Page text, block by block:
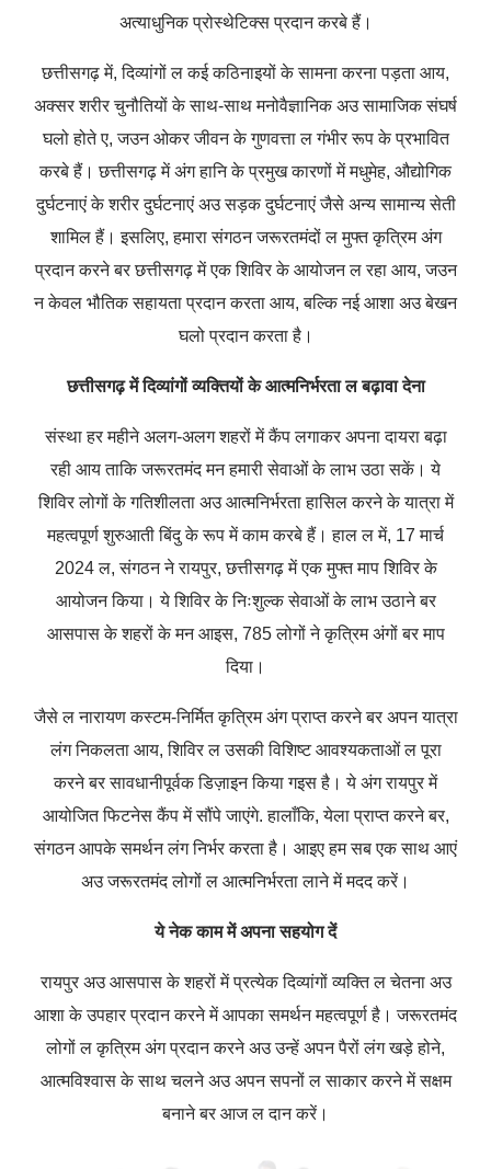
अत्याधुनिक प्रोस्थेटिक्स प्रदान करबे हैं।
छत्तीसगढ़ में, दिव्यांगों ल कई कठिनाइयों के सामना करना पड़ता आय,
अक्सर शरीर चुनौतियों के साथ-साथ मनोवैज्ञानिक अउ सामाजिक संघर्ष
घलो होते ए, जउन ओकर जीवन के गुणवत्ता ल गंभीर रूप के प्रभावित
करबे हैं। छत्तीसगढ़ में अंग हानि के प्रमुख कारणों में मधुमेह, औद्योगिक
दुर्घटनाएं के शरीर दुर्घटनाएं अउ सड़क दुर्घटनाएं जैसे अन्य सामान्य सेती
शामिल हैं। इसलिए, हमारा संगठन जरूरतमंदों ल मुफ्त कृत्रिम अंग
प्रदान करने बर छत्तीसगढ़ में एक शिविर के आयोजन ल रहा आय, जउन
न केवल भौतिक सहायता प्रदान करता आय, बल्कि नई आशा अउ बेखन
घलो प्रदान करता है।
छत्तीसगढ़ में दिव्यांगों व्यक्तियों के आत्मनिर्भरता ल बढ़ावा देना
संस्था हर महीने अलग-अलग शहरों में कैंप लगाकर अपना दायरा बढ़ा
रही आय ताकि जरूरतमंद मन हमारी सेवाओं के लाभ उठा सकें। ये
शिविर लोगों के गतिशीलता अउ आत्मनिर्भरता हासिल करने के यात्रा में
महत्वपूर्ण शुरुआती बिंदु के रूप में काम करबे हैं। हाल ल में, 17 मार्च
2024 ल, संगठन ने रायपुर, छत्तीसगढ़ में एक मुफ्त माप शिविर के
आयोजन किया। ये शिविर के निःशुल्क सेवाओं के लाभ उठाने बर
आसपास के शहरों के मन आइस, 785 लोगों ने कृत्रिम अंगों बर माप
दिया।
जैसे ल नारायण कस्टम-निर्मित कृत्रिम अंग प्राप्त करने बर अपन यात्रा
लंग निकलता आय, शिविर ल उसकी विशिष्ट आवश्यकताओं ल पूरा
करने बर सावधानीपूर्वक डिज़ाइन किया गइस है। ये अंग रायपुर में
आयोजित फिटनेस कैंप में सौंपे जाएंगे. हालाँकि, येला प्राप्त करने बर,
संगठन आपके समर्थन लंग निर्भर करता है। आइए हम सब एक साथ आएं
अउ जरूरतमंद लोगों ल आत्मनिर्भरता लाने में मदद करें।
ये नेक काम में अपना सहयोग दें
रायपुर अउ आसपास के शहरों में प्रत्येक दिव्यांगों व्यक्ति ल चेतना अउ
आशा के उपहार प्रदान करने में आपका समर्थन महत्वपूर्ण है। जरूरतमंद
लोगों ल कृत्रिम अंग प्रदान करने अउ उन्हें अपन पैरों लंग खड़े होने,
आत्मविश्वास के साथ चलने अउ अपन सपनों ल साकार करने में सक्षम
बनाने बर आज ल दान करें।